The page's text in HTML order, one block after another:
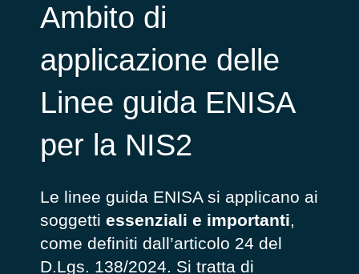
Ambito di
applicazione delle
Linee guida ENISA
per la NIS2
Le linee guida ENISA si applicano ai
soggetti essenziali e importanti,
come definiti dall’articolo 24 del
D.Lgs. 138/2024. Si tratta di